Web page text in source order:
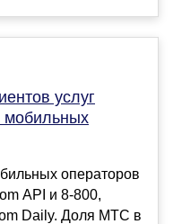
услуг
мобильных
операторов
API и 8-800,
Daily. Доля МТС в